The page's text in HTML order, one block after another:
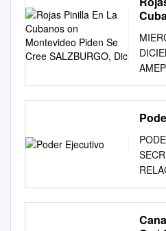
Jefe
Piden
Dic.